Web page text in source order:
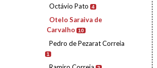
Octávio Pato 4
Otelo Saraiva de
Carvalho 10
Pedro de Pezarat Correia
1